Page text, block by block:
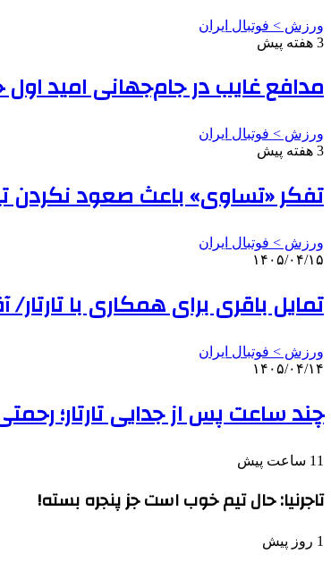
ورزش > فوتبال ایران
3 هفته پیش
مدافع غایب در جام‌جهانی امید اول
ورزش > فوتبال ایران
3 هفته پیش
تفکر «تساوی» باعث صعود
ورزش > فوتبال ایران
۱۴۰۵/۰۴/۱۵
تمایل باقری برای همکاری با
ورزش > فوتبال ایران
۱۴۰۵/۰۴/۱۴
چند ساعت پس از جدایی تارتار؛
11 ساعت پیش
تاجرنیا: حال تیم خوب است جز پنجره بسته!
1 روز پیش